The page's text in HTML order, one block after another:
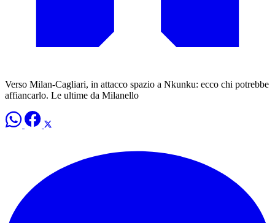
Verso Milan-Cagliari, in attacco spazio a Nkunku: ecco chi potrebbe
affiancarlo. Le ultime da Milanello